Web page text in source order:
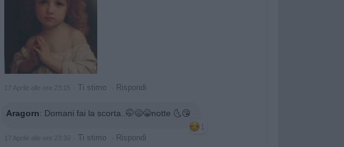
17 Aprile alle ore 23:15 Ti stimo Rispondi
Aragorn: Domani fai la scorta..🤭😄😁notte 🌜😘
1
17 Aprile alle ore 23:30 Ti stimo Rispondi